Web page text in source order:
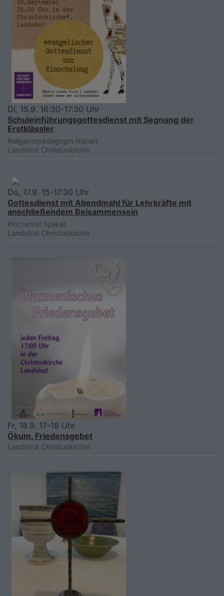
Di, 15.9. 16:30-17:30 Uhr
Schuleinführungsgottesdienst mit Segnung der
Erstklässler
Religionspädagogin Haberl
Landshut Christuskirche
Do, 17.9. 15-17:30 Uhr
Gottesdienst mit Abendmahl für Lehrkräfte mit
anschließendem Beisammensein
Kirchenrat Spilker
Landshut Christuskirche
Fr, 18.9. 17-18 Uhr
Ökum. Friedensgebet
Landshut Christuskirche